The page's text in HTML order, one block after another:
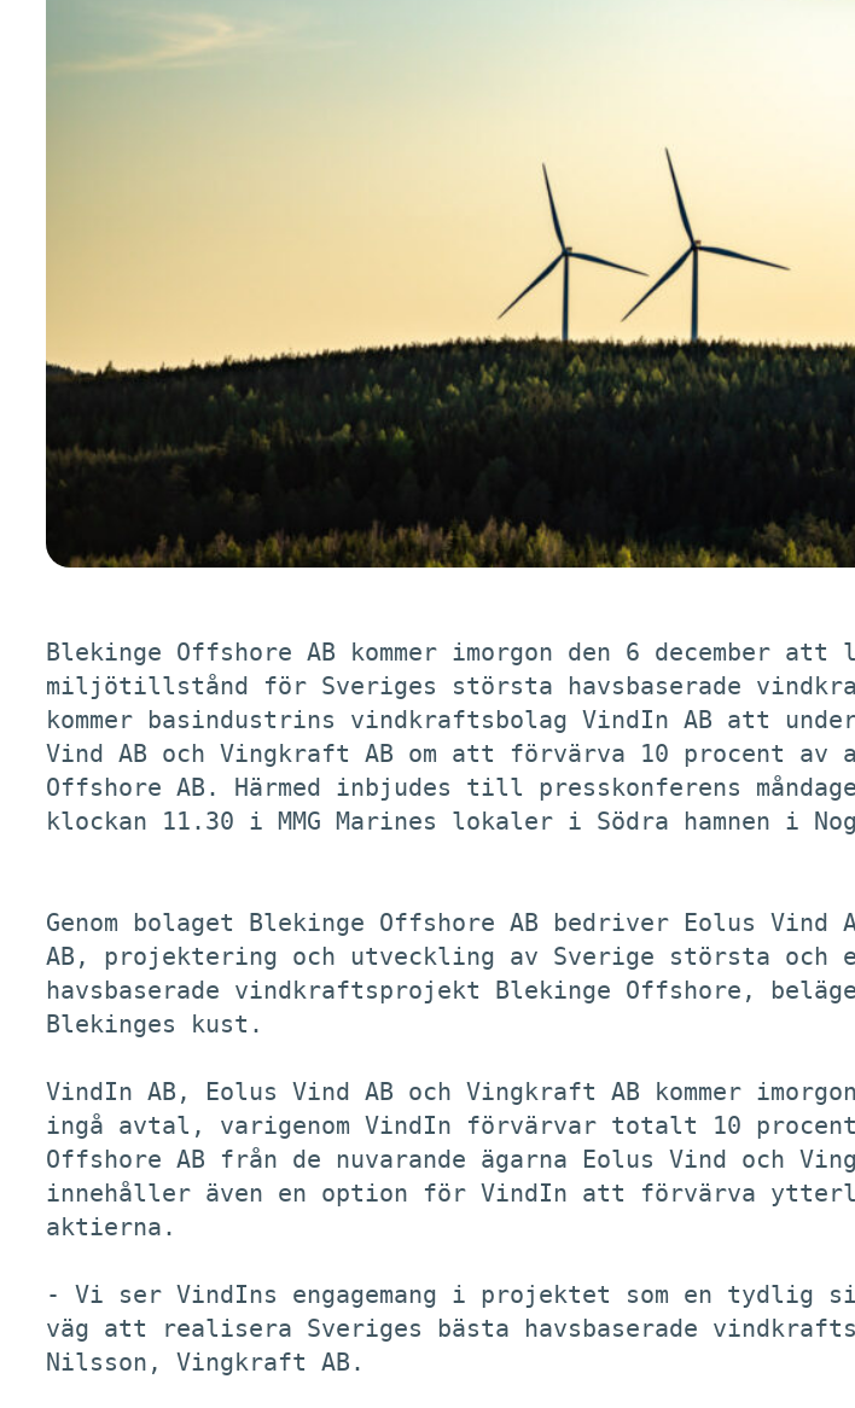
Blekinge Offshore AB kommer imorgon den 6 december att
miljötillstånd för Sveriges största havsbaserade
kommer basindustrins vindkraftsbolag VindIn AB att
Vind AB och Vingkraft AB om att förvärva 10 procent av
Offshore AB. Härmed inbjudes till presskonferens
klockan 11.30 i MMG Marines lokaler i Södra hamnen i
Genom bolaget Blekinge Offshore AB bedriver Eolus
AB, projektering och utveckling av Sverige största och
havsbaserade vindkraftsprojekt Blekinge Offshore,
Blekinges kust.
VindIn AB, Eolus Vind AB och Vingkraft AB kommer
ingå avtal, varigenom VindIn förvärvar totalt 10
Offshore AB från de nuvarande ägarna Eolus Vind och
innehåller även en option för VindIn att förvärva
aktierna.
- Vi ser VindIns engagemang i projektet som en tydlig
väg att realisera Sveriges bästa havsbaserade
Nilsson, Vingkraft AB.